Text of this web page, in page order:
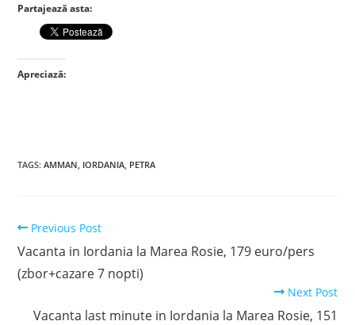
Partajează asta:
Apreciază:
TAGS:AMMAN IORDANIA PETRA
Read
articles
Previous Post
Vacanta in Iordania la Marea Rosie, 179 euro/pers
(zbor+cazare 7 nopti)
Next Post
Vacanta last minute in Iordania la Marea Rosie, 151